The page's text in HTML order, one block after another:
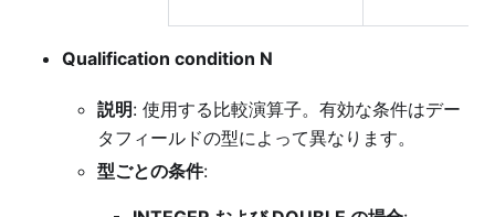
Qualification condition N
説明: 使用する比較演算子。有効な条件はデー
タフィールドの型によって異なります。
型ごとの条件: